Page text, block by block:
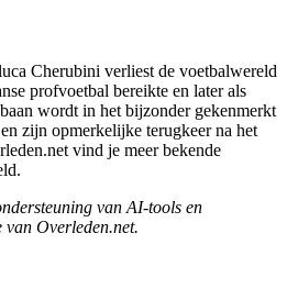
Cherubini verliest de voetbalwereld
profvoetbal bereikte en later als
wordt in het bijzonder gekenmerkt
zijn opmerkelijke terugkeer na het
vind je meer bekende
van AI-tools en
Overleden.net.